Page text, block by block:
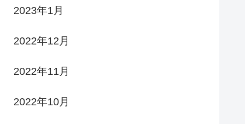
2023年1月
2022年12月
2022年11月
2022年10月